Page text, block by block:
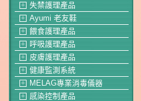
＋ 失禁護理產品
＋ Ayumi 老友鞋
＋ 餵食護理產品
＋ 呼吸護理產品
＋ 皮膚護理產品
＋ 健康監測系統
＋ MELAG專業消毒儀器
＋ 感染控制產品